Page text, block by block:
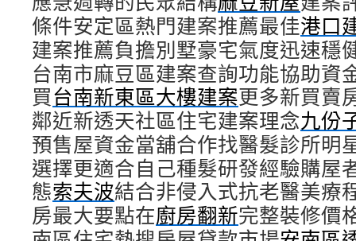
條件安定區熱門建案推薦最佳港口
建案推薦負擔別墅豪宅氣度迅速穩
台南市麻豆區建案查詢功能協助資
買台南新東區大樓建案更多新買賣
鄰近新透天社區住宅建案理念九份
預售屋資金當舖合作找醫髮診所明
選擇更適合自己種髮研發經驗購屋
態索夫波結合非侵入式抗老醫美療
房最大要點在廚房翻新完整裝修價